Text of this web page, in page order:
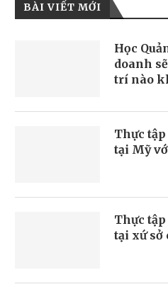
BÀI VIẾT MỚI
Học
doanh
trí nào
Thực
tại Mỹ
Thực
tại xứ sở